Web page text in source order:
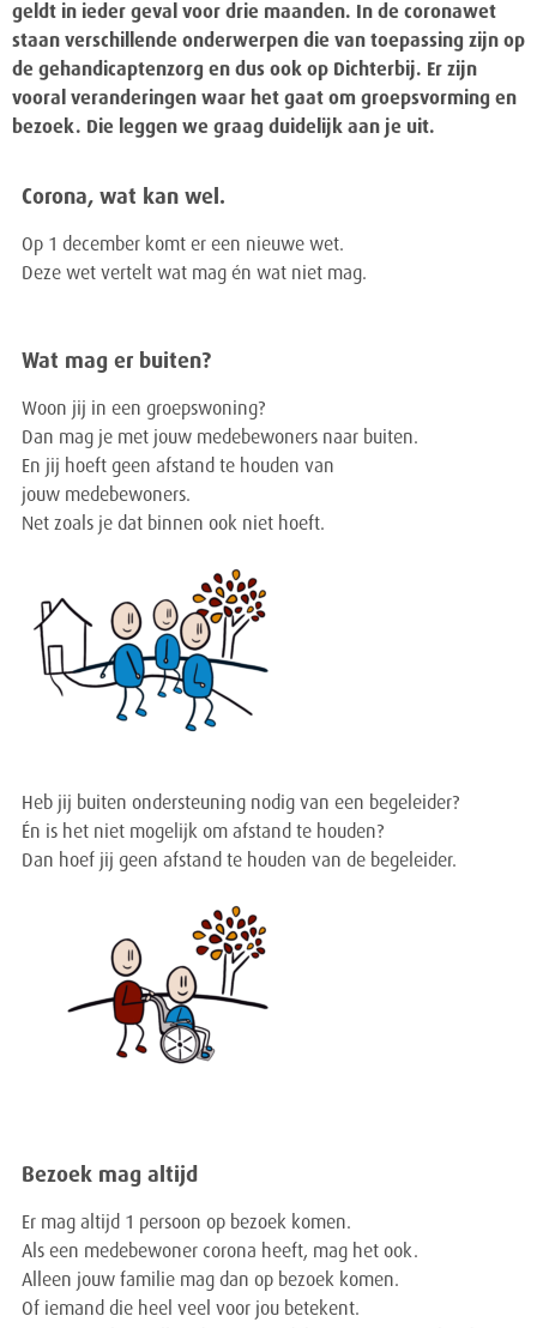
geldt in ieder geval voor drie maanden. In de coronawet
staan verschillende onderwerpen die van toepassing zijn op
de gehandicaptenzorg en dus ook op Dichterbij. Er zijn
vooral veranderingen waar het gaat om groepsvorming en
bezoek. Die leggen we graag duidelijk aan je uit.
Corona, wat kan wel.
Op 1 december komt er een nieuwe wet.
Deze wet vertelt wat mag én wat niet mag.
Wat mag er buiten?
Woon jij in een groepswoning?
Dan mag je met jouw medebewoners naar buiten.
En jij hoeft geen afstand te houden van
jouw medebewoners.
Net zoals je dat binnen ook niet hoeft.
Heb jij buiten ondersteuning nodig van een begeleider?
Én is het niet mogelijk om afstand te houden?
Dan hoef jij geen afstand te houden van de begeleider.
Bezoek mag altijd
Er mag altijd 1 persoon op bezoek komen.
Als een medebewoner corona heeft, mag het ook.
Alleen jouw familie mag dan op bezoek komen.
Of iemand die heel veel voor jou betekent.